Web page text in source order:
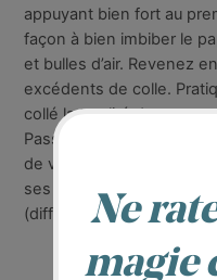
appuyant bien fort au
façon à bien imbiber le
et bulles d’air. Revenez
excédents de colle.
collé la totalité de votre
Passez ensuite à la
de votre motif en
ses techniques selon le
(différents).